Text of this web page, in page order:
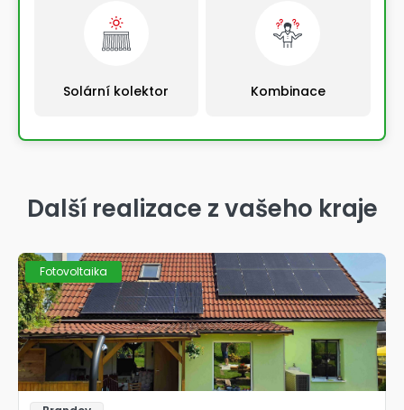
Solární kolektor Kombinace
Další realizace z vašeho kraje
Fotovoltaika